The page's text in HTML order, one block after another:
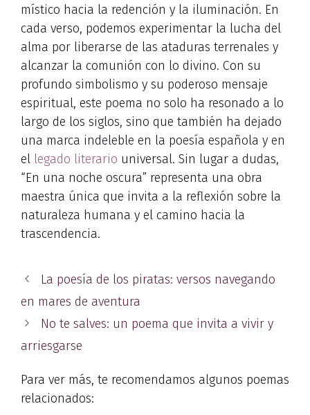
místico hacia la redención y la iluminación. En
cada verso, podemos experimentar la lucha del
alma por liberarse de las ataduras terrenales y
alcanzar la comunión con lo divino. Con su
profundo simbolismo y su poderoso mensaje
espiritual, este poema no solo ha resonado a lo
largo de los siglos, sino que también ha dejado
una marca indeleble en la poesía española y en
el legado literario universal. Sin lugar a dudas,
“En una noche oscura” representa una obra
maestra única que invita a la reflexión sobre la
naturaleza humana y el camino hacia la
trascendencia.
La poesía de los piratas: versos navegando
en mares de aventura
No te salves: un poema que invita a vivir y
arriesgarse
Para ver más, te recomendamos algunos poemas
relacionados: